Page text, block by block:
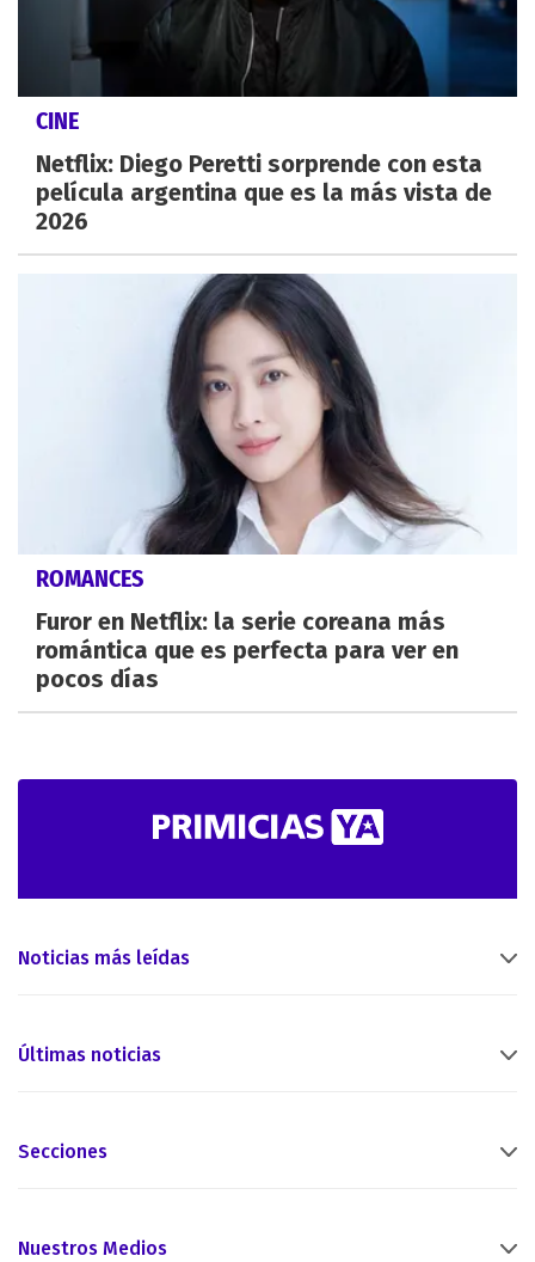
CINE
Netflix: Diego Peretti sorprende con esta
película argentina que es la más vista de
2026
ROMANCES
Furor en Netflix: la serie coreana más
romántica que es perfecta para ver en
pocos días
Noticias más leídas
Últimas noticias
Secciones
Nuestros Medios